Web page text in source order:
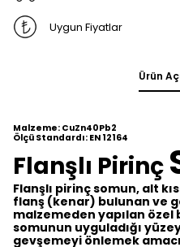
Uygun Fiyatlar
Ürün
Malzeme: CuZn40Pb2
Ölçü Standardı: EN 12164
Flanşlı Pirinç
Flanşlı pirinç somun, alt
flanş (kenar) bulunan ve
malzemeden yapılan
somunun uyguladığı
gevşemeyi önlemek